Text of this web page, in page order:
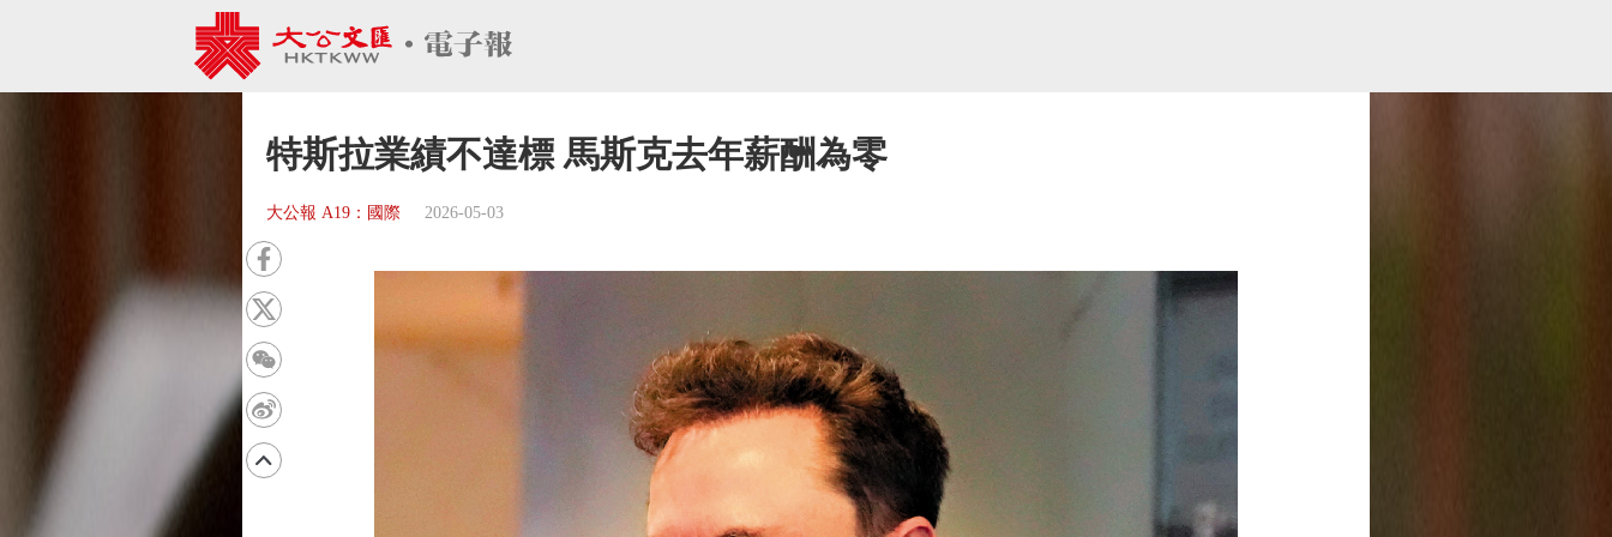
特斯拉業績不達標 馬斯克去年薪酬為零
大公報 A19：國際 2026-05-03